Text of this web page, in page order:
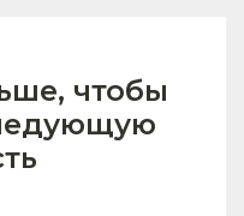
чтобы